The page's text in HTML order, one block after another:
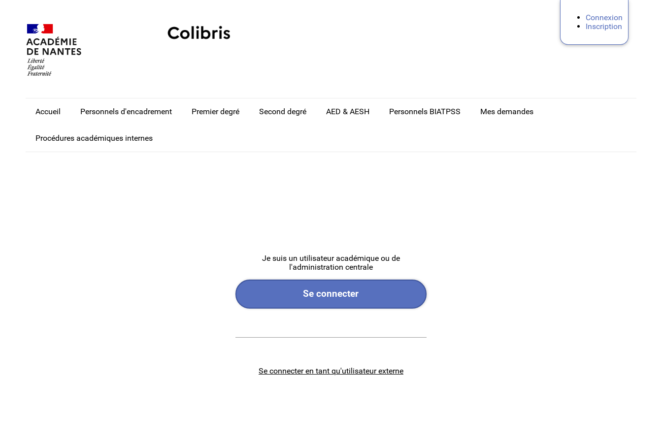
Connexion
Inscription
Accueil Personnels d'encadrement Premier degré Second degré AED & AESH Personnels BIATPSS Mes demandes
Procédures académiques internes
Je suis un utilisateur académique ou de
l'administration centrale
Se connecter
Se connecter en tant qu'utilisateur externe